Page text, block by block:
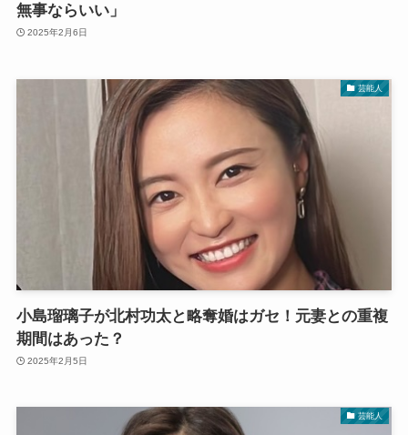
無事ならいい」
2025年2月6日
芸能人
小島瑠璃子が北村功太と略奪婚はガセ！元妻との重複
期間はあった？
2025年2月5日
芸能人